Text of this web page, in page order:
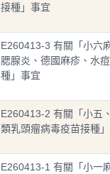
接種」事宜
E260413-3 有關「小六
腮腺炎、德國麻疹、水
種」事宜
E260413-2 有關「小五
類乳頭瘤病毒疫苗接種
E260413-1 有關「小一